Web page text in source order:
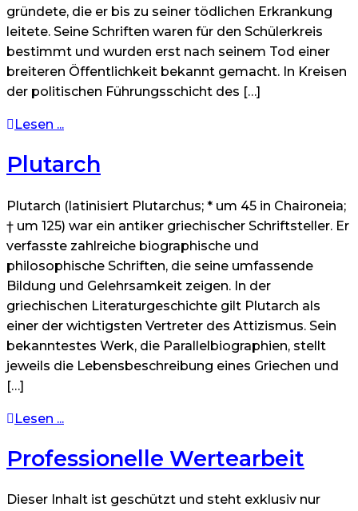
gründete, die er bis zu seiner tödlichen Erkrankung
leitete. Seine Schriften waren für den Schülerkreis
bestimmt und wurden erst nach seinem Tod einer
breiteren Öffentlichkeit bekannt gemacht. In Kreisen
der politischen Führungsschicht des […]
Lesen ...
Plutarch
Plutarch (latinisiert Plutarchus; * um 45 in Chaironeia;
† um 125) war ein antiker griechischer Schriftsteller. Er
verfasste zahlreiche biographische und
philosophische Schriften, die seine umfassende
Bildung und Gelehrsamkeit zeigen. In der
griechischen Literaturgeschichte gilt Plutarch als
einer der wichtigsten Vertreter des Attizismus. Sein
bekanntestes Werk, die Parallelbiographien, stellt
jeweils die Lebensbeschreibung eines Griechen und
[…]
Lesen ...
Professionelle Wertearbeit
Dieser Inhalt ist geschützt und steht exklusiv nur